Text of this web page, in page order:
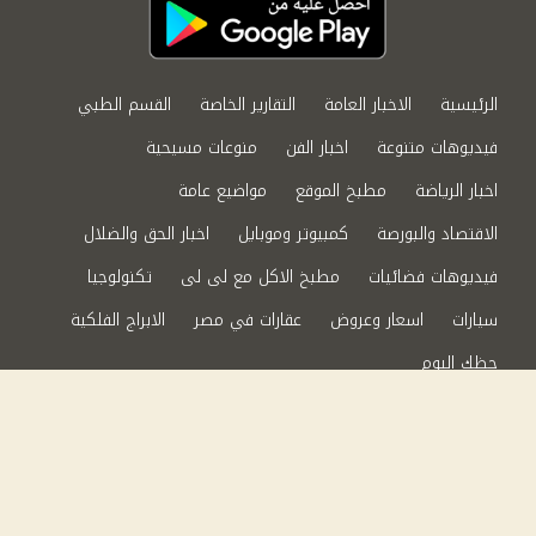
الرئيسية الاخبار العامة التقارير الخاصة
القسم الطبي
فيديوهات متنوعة
اخبار الفن
منوعات مسيحية
اخبار الرياضة
مطبخ الموقع
مواضيع عامة
الاقتصاد والبورصة
كمبيوتر وموبايل
اخبار الحق والضلال
فيديوهات فضائيات
مطبخ الاكل مع لى لى
تكنولوجيا
سيارات
اسعار وعروض عقارات في مصر
الابراج الفلكية
حظك اليوم